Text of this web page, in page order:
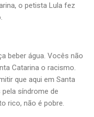
o petista Lula fez
beber água. Vocês não
Catarina o racismo.
que aqui em Santa
síndrome de
rico, não é pobre.